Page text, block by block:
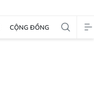
CỘNG ĐỒNG